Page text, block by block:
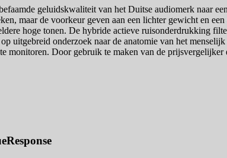
geluidskwaliteit van het Duitse audiomerk naar
maar de voorkeur geven aan een lichter gewicht en
hoge tonen. De hybride actieve ruisonderdrukking
uitgebreid onderzoek naar de anatomie van het
monitoren. Door gebruik te maken van de